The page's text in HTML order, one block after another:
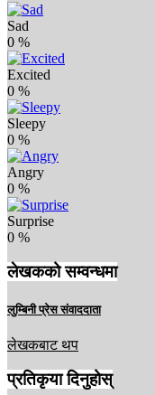
Sad
0 %
Excited
0 %
Sleepy
0 %
Angry
0 %
Surprise
0 %
लेखकको सम्वन्धमा
लुम्बिनी प्रेस संवाददाता
लेखकबाट थप
प्रतिकृया दिनुहोस्